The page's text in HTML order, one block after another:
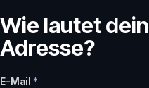
Wie lautet
Adresse?
E-Mail *